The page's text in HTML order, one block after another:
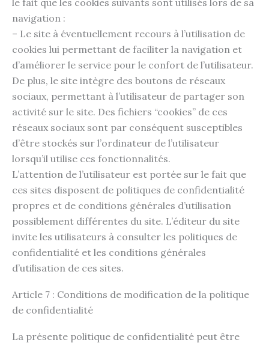
le fait que les cookies suivants sont utilisés lors de sa
navigation :
– Le site à éventuellement recours à l’utilisation de
cookies lui permettant de faciliter la navigation et
d’améliorer le service pour le confort de l’utilisateur.
De plus, le site intègre des boutons de réseaux
sociaux, permettant à l’utilisateur de partager son
activité sur le site. Des fichiers “cookies” de ces
réseaux sociaux sont par conséquent susceptibles
d’être stockés sur l’ordinateur de l’utilisateur
lorsqu’il utilise ces fonctionnalités.
L’attention de l’utilisateur est portée sur le fait que
ces sites disposent de politiques de confidentialité
propres et de conditions générales d’utilisation
possiblement différentes du site. L’éditeur du site
invite les utilisateurs à consulter les politiques de
confidentialité et les conditions générales
d’utilisation de ces sites.
Article 7 : Conditions de modification de la politique
de confidentialité
La présente politique de confidentialité peut être